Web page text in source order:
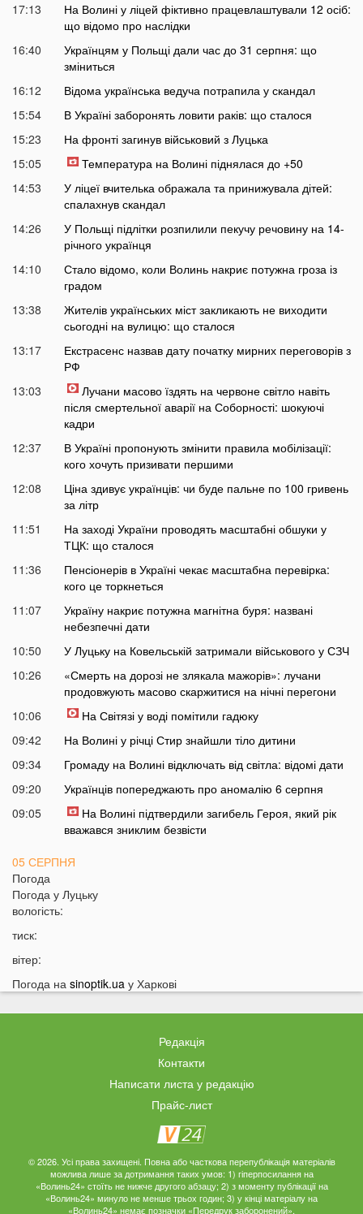
17:13
На Волині у ліцей фіктивно працевлаштували 12 осіб:
що відомо про наслідки
16:40
Українцям у Польщі дали час до 31 серпня: що
зміниться
16:12
Відома українська ведуча потрапила у скандал
15:54
В Україні заборонять ловити раків: що сталося
15:23
На фронті загинув військовий з Луцька
15:05
Температура на Волині піднялася до +50
14:53
У ліцеї вчителька ображала та принижувала дітей:
спалахнув скандал
14:26
У Польщі підлітки розпилили пекучу речовину на 14-
річного українця
14:10
Стало відомо, коли Волинь накриє потужна гроза із
градом
13:38
Жителів українських міст закликають не виходити
сьогодні на вулицю: що сталося
13:17
Екстрасенс назвав дату початку мирних переговорів з
РФ
13:03
Лучани масово їздять на червоне світло навіть
після смертельної аварії на Соборності: шокуючі
кадри
12:37
В Україні пропонують змінити правила мобілізації:
кого хочуть призивати першими
12:08
Ціна здивує українців: чи буде пальне по 100 гривень
за літр
11:51
На заході України проводять масштабні обшуки у
ТЦК: що сталося
11:36
Пенсіонерів в Україні чекає масштабна перевірка:
кого це торкнеться
11:07
Україну накриє потужна магнітна буря: названі
небезпечні дати
10:50
У Луцьку на Ковельській затримали військового у СЗЧ
10:26
«Смерть на дорозі не злякала мажорів»: лучани
продовжують масово скаржитися на нічні перегони
10:06
На Світязі у воді помітили гадюку
09:42
На Волині у річці Стир знайшли тіло дитини
09:34
Громаду на Волині відключать від світла: відомі дати
09:20
Українців попереджають про аномалію 6 серпня
09:05
На Волині підтвердили загибель Героя, який рік
вважався зниклим безвісти
05 СЕРПНЯ
21:32
У Луцьку зафіксували аномалію
20:21
19:51
19:20
Що категорично заборонено робити на Яблучний
Спас: повний перелік
Водіїв в Україні можуть оштрафувати на 1190 гривень
На Волині рясно ростуть маслюки: показали
які міста під загрозою
17:07
На заході України працівник ТЦК прикував чоловіка
кайданками до драбини на всю ніч
Як змінюється обличчя після брекетів та чому
Погода
Погода у Луцьку
вологість:
тиск:
вітер:
Погода на sinoptik.ua у Харкові
Редакція
Контакти
Написати листа у редакцію
Прайс-лист
© 2026. Усі права захищені. Повна або часткова перепублікація матеріалів
можлива лише за дотримання таких умов: 1) гіперпосилання на
«Волинь24» стоїть не нижче другого абзацу; 2) з моменту публікації на
«Волинь24» минуло не менше трьох годин; 3) у кінці матеріалу на
«Волинь24» немає позначки «Передрук заборонений».